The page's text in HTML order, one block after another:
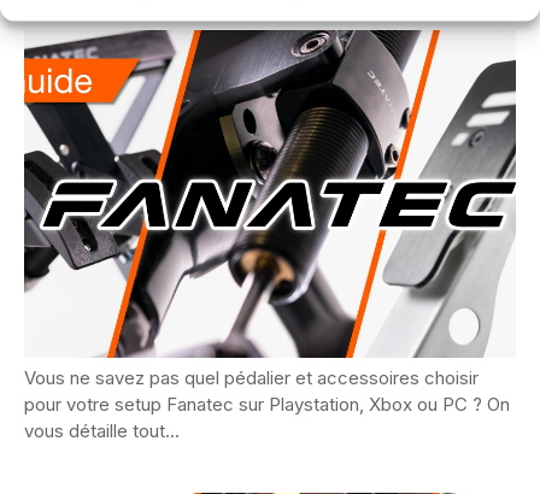
Guide : quel pédalier Fanatec choisir ?
Vous ne savez pas quel pédalier et accessoires choisir
pour votre setup Fanatec sur Playstation, Xbox ou PC ? On
vous détaille tout...